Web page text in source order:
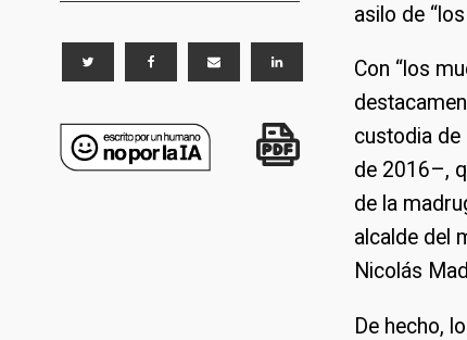
asilo de
Con “los
custodia
de 2016–,
de la
alcalde del
Nicolás
De hecho,